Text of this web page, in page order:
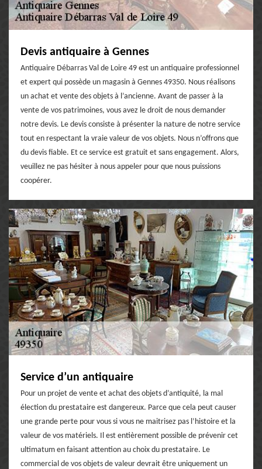
Devis antiquaire à Gennes
Antiquaire Débarras Val de Loire 49 est un antiquaire professionnel
et expert qui possède un magasin à Gennes 49350. Nous réalisons
un achat et vente des objets à l’ancienne. Avant de passer à la
vente de vos patrimoines, vous avez le droit de nous demander
notre devis. Le devis consiste à présenter la nature de notre service
tout en respectant la vraie valeur de vos objets. Nous n’offrons que
du devis fiable. Et ce service est gratuit et sans engagement. Alors,
veuillez ne pas hésiter à nous appeler pour que nous puissions
coopérer.
Service d’un antiquaire
Pour un projet de vente et achat des objets d’antiquité, la mal
élection du prestataire est dangereux. Parce que cela peut causer
une grande perte pour vous si vous ne maitrisez pas l’histoire et la
valeur de vos matériels. Il est entièrement possible de prévenir cet
ultimatum en faisant attention au choix du prestataire. Le
commercial de vos objets de valeur devrait être uniquement un